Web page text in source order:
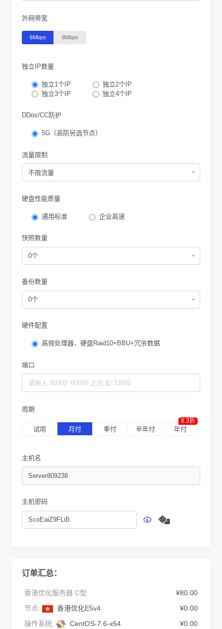
外网带宽
6Mbps 8Mbps
独立IP数量
独立1个IP
独立2个IP
独立3个IP
独立4个IP
DDos/CC防护
5G（高防另选节点）
流量限制
不限流量
硬盘性能质量
通用标准 企业高速
快照数量
0个
备份数量
0个
硬件配置
高频处理器，硬盘Raid10+BBU+冗余数据
端口
周期
试用 月付 季付 半年付 年付
8.3折
主机名
主机密码
订单汇总：
香港优化服务器 C型:
¥80.00
节点:
香港优化E5v4
¥0.00
操作系统:
CentOS-7.6-x64 ¥0.00